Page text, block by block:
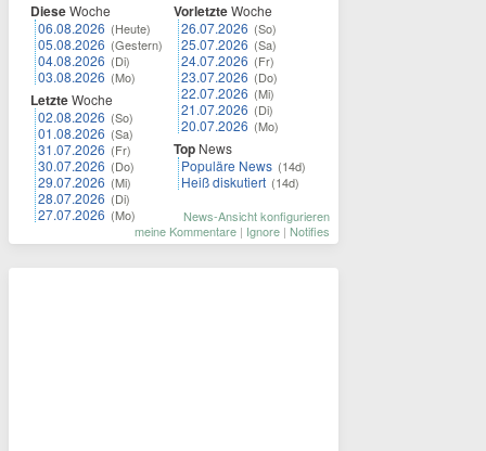
DieseWoche
06.08.2026 (Heute)
05.08.2026 (Gestern)
04.08.2026 (Di)
03.08.2026 (Mo)
LetzteWoche
02.08.2026 (So)
01.08.2026 (Sa)
31.07.2026 (Fr)
30.07.2026 (Do)
29.07.2026 (Mi)
28.07.2026 (Di)
27.07.2026 (Mo)
VorletzteWoche
26.07.2026 (So)
25.07.2026 (Sa)
24.07.2026 (Fr)
23.07.2026 (Do)
22.07.2026 (Mi)
21.07.2026 (Di)
20.07.2026 (Mo)
Top News
Populäre News (14d)
Heiß diskutiert (14d)
News-Ansicht konfigurieren
meine Kommentare | Ignore | Notifies